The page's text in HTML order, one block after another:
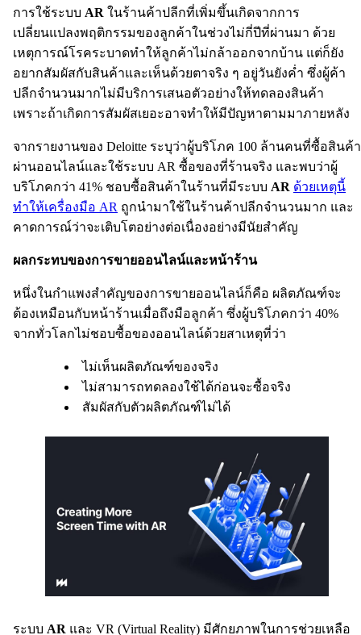
การใช้ระบบ AR ในร้านค้าปลีกที่เพิ่มขึ้นเกิดจากการ
เปลี่ยนแปลงพฤติกรรมของลูกค้าในช่วงไม่กี่ปีที่ผ่านมา ด้วย
เหตุการณ์โรคระบาดทำให้ลูกค้าไม่กล้าออกจากบ้าน แต่ก็ยัง
อยากสัมผัสกับสินค้าและเห็นด้วยตาจริง ๆ อยู่วันยังค่ำ ซึ่งผู้ค้า
ปลีกจำนวนมากไม่มีบริการเสนอตัวอย่างให้ทดลองสินค้า
เพราะถ้าเกิดการสัมผัสเยอะอาจทำให้มีปัญหาตามมาภายหลัง
จากรายงานของ Deloitte ระบุว่าผู้บริโภค 100 ล้านคนที่ซื้อสินค้า
ผ่านออนไลน์และใช้ระบบ AR ซื้อของที่ร้านจริง และพบว่าผู้
บริโภคกว่า 41% ชอบซื้อสินค้าในร้านที่มีระบบ AR ด้วยเหตุนี้
ทำให้เครื่องมือ AR ถูกนำมาใช้ในร้านค้าปลีกจำนวนมาก และ
คาดการณ์ว่าจะเติบโตอย่างต่อเนื่องอย่างมีนัยสำคัญ
ผลกระทบของการขายออนไลน์และหน้าร้าน
หนึ่งในกำแพงสำคัญของการขายออนไลน์ก็คือ ผลิตภัณฑ์จะ
ต้องเหมือนกับหน้าร้านเมื่อถึงมือลูกค้า ซึ่งผู้บริโภคกว่า 40%
จากทั่วโลกไม่ชอบซื้อของออนไลน์ด้วยสาเหตุที่ว่า
ไม่เห็นผลิตภัณฑ์ของจริง
ไม่สามารถทดลองใช้ได้ก่อนจะซื้อจริง
สัมผัสกับตัวผลิตภัณฑ์ไม่ได้
ระบบ AR และ VR (Virtual Reality) มีศักยภาพในการช่วยเหลือ